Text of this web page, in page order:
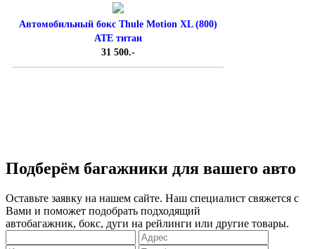
Автомобильный бокс Thule Motion XL (800)
ATE титан
31 500.-
Подберём багажники для вашего авто
Оставьте заявку на нашем сайте. Наш специалист свяжется с
Вами и поможет подобрать подходящий
автобагажник, бокс, дуги на рейлинги или другие товары.